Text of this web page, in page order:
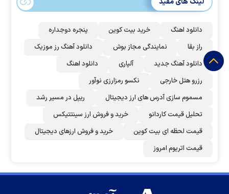
دانلود اهنگ خرید بیت کوین
پنجره دوجداره
راز بقا
نمایندگی مجاز بوش
دانلود آهنگ رز‌ موزیک
دانلود آهنگ جدید
آلپاری
دانلود اهنگ
رزرو هتل خارجی
نکسو رمزارزی نوآور
مسموم سازی آدرس های ارز دیجیتال
ریپل در مسیر رشد
تحلیل قیمت کاردانو
خرید و فروش ارز سینتتیکس
قیمت لحظه ای بیت کوین
خرید و فروش ارزهای دیجیتال
قیمت اتریوم امروز